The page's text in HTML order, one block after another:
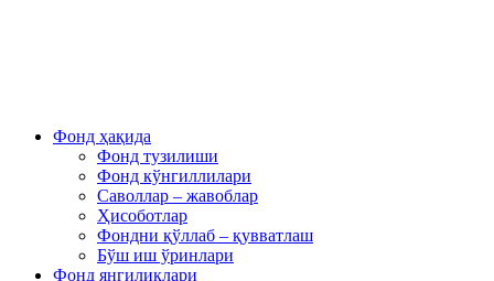
Фонд ҳақида
Фонд тузилиши
Фонд кўнгиллилари
Саволлар – жавоблар
Ҳисоботлар
Фондни қўллаб – қувватлаш
Бўш иш ўринлари
Фонд янгиликлари